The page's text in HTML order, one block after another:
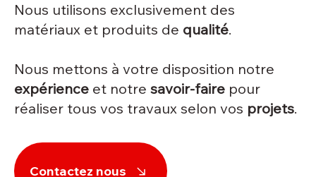
Nous utilisons exclusivement des
matériaux et produits de qualité.
Nous mettons à votre disposition notre
expérience et notre savoir-faire pour
réaliser tous vos travaux selon vos projets.
Contactez nous